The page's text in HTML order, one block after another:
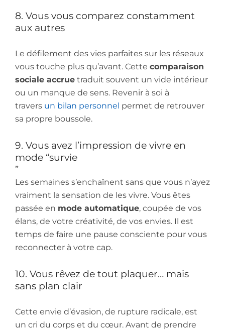
8. Vous vous comparez constamment
aux autres
Le défilement des vies parfaites sur les réseaux
vous touche plus qu’avant. Cette comparaison
sociale accrue traduit souvent un vide intérieur
ou un manque de sens. Revenir à soi à
travers un bilan personnel permet de retrouver
sa propre boussole.
9. Vous avez l’impression de vivre en
mode “survie
”
Les semaines s’enchaînent sans que vous n’ayez
vraiment la sensation de les vivre. Vous êtes
passée en mode automatique, coupée de vos
élans, de votre créativité, de vos envies. Il est
temps de faire une pause consciente pour vous
reconnecter à votre cap.
10. Vous rêvez de tout plaquer… mais
sans plan clair
Cette envie d’évasion, de rupture radicale, est
un cri du corps et du cœur. Avant de prendre